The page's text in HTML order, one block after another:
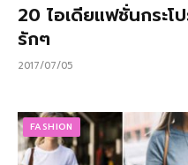
20 ไอเดียแฟชั่นกระโ
รักๆ
2017/07/05
FASHION